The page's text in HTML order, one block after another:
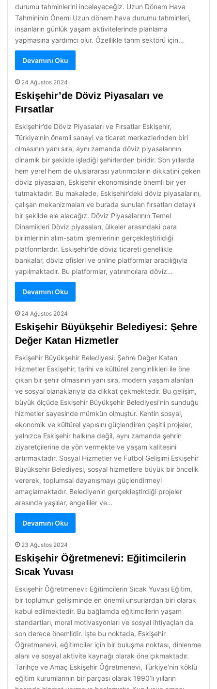
durumu tahminlerini inceleyeceğiz. Uzun Dönem Hava
Tahmininin Önemi Uzun dönem hava durumu tahminleri,
insanların günlük yaşam aktivitelerinde planlama
yapmasına yardımcı olur. Özellikle tarım sektörü için…
Devamını Oku
24 Ağustos 2024
Eskişehir’de Döviz Piyasaları ve
Fırsatlar
Eskişehir’de Döviz Piyasaları ve Fırsatlar Eskişehir,
Türkiye’nin önemli sanayi ve ticaret merkezlerinden biri
olmasının yanı sıra, aynı zamanda döviz piyasalarının
dinamik bir şekilde işlediği şehirlerden biridir. Son yıllarda
hem yerel hem de uluslararası yatırımcıların dikkatini çeken
döviz piyasaları, Eskişehir ekonomisinde önemli bir yer
tutmaktadır. Bu makalede, Eskişehir’deki döviz piyasalarını,
çalışan mekanizmaları ve burada sunulan fırsatları detaylı
bir şekilde ele alacağız. Döviz Piyasalarının Temel
Dinamikleri Döviz piyasaları, ülkeler arasındaki para
birimlerinin alım-satım işlemlerinin gerçekleştirildiği
platformlardır. Eskişehir’de döviz ticareti genellikle
bankalar, döviz ofisleri ve online platformlar aracılığıyla
yapılmaktadır. Bu platformlar, yatırımcılara döviz…
Devamını Oku
24 Ağustos 2024
Eskişehir Büyükşehir Belediyesi: Şehre
Değer Katan Hizmetler
Eskişehir Büyükşehir Belediyesi: Şehre Değer Katan
Hizmetler Eskişehir, tarihi ve kültürel zenginlikleri ile öne
çıkan bir şehir olmasının yanı sıra, modern yaşam alanları
ve sosyal olanaklarıyla da dikkat çekmektedir. Bu gelişim,
büyük ölçüde Eskişehir Büyükşehir Belediyesi’nin sunduğu
hizmetler sayesinde mümkün olmuştur. Kentin sosyal,
ekonomik ve kültürel yapısını güçlendiren çeşitli projeler,
yalnızca Eskişehir halkına değil, aynı zamanda şehrin
ziyaretçilerine de yön vermekte ve yaşam kalitesini
artırmaktadır. Sosyal Hizmetler ve Futbol Gelişimi Eskişehir
Büyükşehir Belediyesi, sosyal hizmetlere büyük bir öncelik
vererek, toplumsal dayanışmayı güçlendirmeyi
amaçlamaktadır. Belediyenin gerçekleştirdiği projeler
arasında yaşlılar, engelliler ve…
Devamını Oku
23 Ağustos 2024
Eskişehir Öğretmenevi: Eğitimcilerin
Sıcak Yuvası
Eskişehir Öğretmenevi: Eğitimcilerin Sıcak Yuvası Eğitim,
bir toplumun gelişiminde en önemli unsurlardan biri olarak
kabul edilmektedir. Bu bağlamda eğitimcilerin yaşam
standartları, moral motivasyonları ve sosyal ihtiyaçları da
son derece önemlidir. İşte bu noktada, Eskişehir
Öğretmenevi, eğitimciler için bir buluşma noktası, dinlenme
alanı ve sosyal aktivite kaynağı olarak öne çıkmaktadır.
Tarihçe ve Amaç Eskişehir Öğretmenevi, Türkiye’nin köklü
eğitim kurumlarının bir parçası olarak 1990’lı yılların